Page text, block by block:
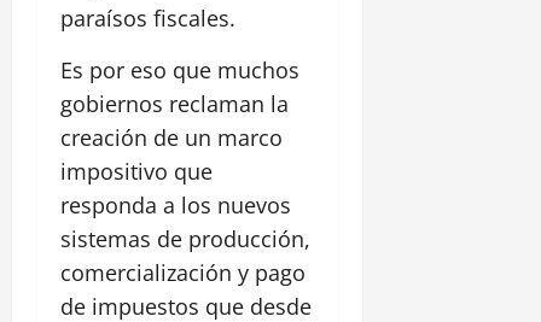
paraísos fiscales.
Es por eso que muchos
gobiernos reclaman la
creación de un marco
impositivo que
responda a los nuevos
sistemas de producción,
comercialización y pago
de impuestos que desde